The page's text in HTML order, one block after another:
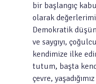
bir başlangıç
olarak
Demokratik
ve saygıyı,
kendimize ilke
tutum, başta
çevre,